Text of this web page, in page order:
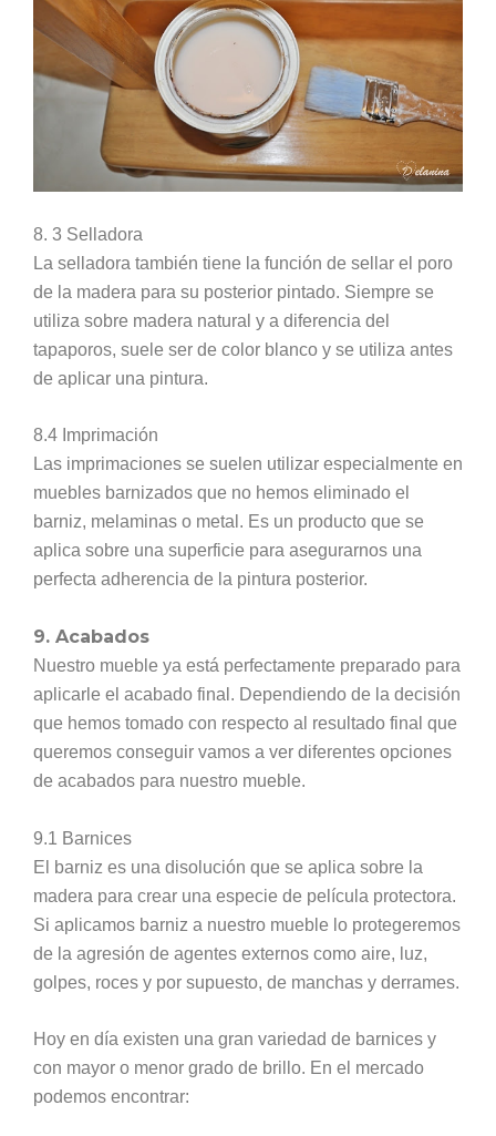
8. 3 Selladora
La selladora también tiene la función de sellar el poro
de la madera para su posterior pintado. Siempre se
utiliza sobre madera natural y a diferencia del
tapaporos, suele ser de color blanco y se utiliza antes
de aplicar una pintura.
8.4 Imprimación
Las imprimaciones se suelen utilizar especialmente en
muebles barnizados que no hemos eliminado el
barniz, melaminas o metal. Es un producto que se
aplica sobre una superficie para asegurarnos una
perfecta adherencia de la pintura posterior.
9. Acabados
Nuestro mueble ya está perfectamente preparado para
aplicarle el acabado final. Dependiendo de la decisión
que hemos tomado con respecto al resultado final que
queremos conseguir vamos a ver diferentes opciones
de acabados para nuestro mueble.
9.1 Barnices
El barniz es una disolución que se aplica sobre la
madera para crear una especie de película protectora.
Si aplicamos barniz a nuestro mueble lo protegeremos
de la agresión de agentes externos como aire, luz,
golpes, roces y por supuesto, de manchas y derrames.
Hoy en día existen una gran variedad de barnices y
con mayor o menor grado de brillo. En el mercado
podemos encontrar: